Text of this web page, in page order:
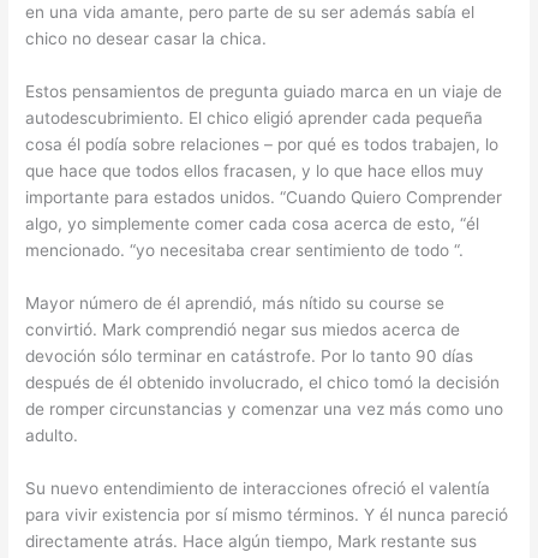
en una vida amante, pero parte de su ser además sabía el
chico no desear casar la chica.
Estos pensamientos de pregunta guiado marca en un viaje de
autodescubrimiento. El chico eligió aprender cada pequeña
cosa él podía sobre relaciones – por qué es todos trabajen, lo
que hace que todos ellos fracasen, y lo que hace ellos muy
importante para estados unidos. “Cuando Quiero Comprender
algo, yo simplemente comer cada cosa acerca de esto, “él
mencionado. “yo necesitaba crear sentimiento de todo “.
Mayor número de él aprendió, más nítido su course se
convirtió. Mark comprendió negar sus miedos acerca de
devoción sólo terminar en catástrofe. Por lo tanto 90 días
después de él obtenido involucrado, el chico tomó la decisión
de romper circunstancias y comenzar una vez más como uno
adulto.
Su nuevo entendimiento de interacciones ofreció el valentía
para vivir existencia por sí mismo términos. Y él nunca pareció
directamente atrás. Hace algún tiempo, Mark restante sus